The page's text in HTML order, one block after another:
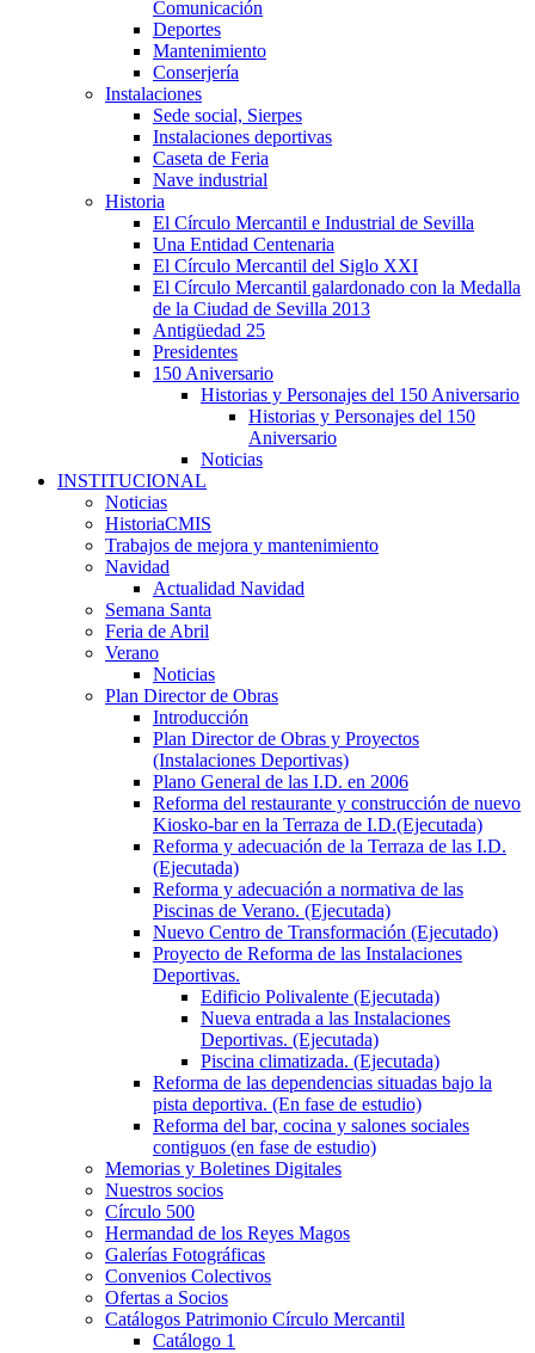
Comunicación
Deportes
Mantenimiento
Conserjería
Instalaciones
Sede social, Sierpes
Instalaciones deportivas
Caseta de Feria
Nave industrial
Historia
El Círculo Mercantil e Industrial de Sevilla
Una Entidad Centenaria
El Círculo Mercantil del Siglo XXI
El Círculo Mercantil galardonado con la Medalla
de la Ciudad de Sevilla 2013
Antigüedad 25
Presidentes
150 Aniversario
Historias y Personajes del 150 Aniversario
Historias y Personajes del 150
Aniversario
Noticias
INSTITUCIONAL
Noticias
HistoriaCMIS
Trabajos de mejora y mantenimiento
Navidad
Actualidad Navidad
Semana Santa
Feria de Abril
Verano
Noticias
Plan Director de Obras
Introducción
Plan Director de Obras y Proyectos
(Instalaciones Deportivas)
Plano General de las I.D. en 2006
Reforma del restaurante y construcción de nuevo
Kiosko-bar en la Terraza de I.D.(Ejecutada)
Reforma y adecuación de la Terraza de las I.D.
(Ejecutada)
Reforma y adecuación a normativa de las
Piscinas de Verano. (Ejecutada)
Nuevo Centro de Transformación (Ejecutado)
Proyecto de Reforma de las Instalaciones
Deportivas.
Edificio Polivalente (Ejecutada)
Nueva entrada a las Instalaciones
Deportivas. (Ejecutada)
Piscina climatizada. (Ejecutada)
Reforma de las dependencias situadas bajo la
pista deportiva. (En fase de estudio)
Reforma del bar, cocina y salones sociales
contiguos (en fase de estudio)
Memorias y Boletines Digitales
Nuestros socios
Círculo 500
Hermandad de los Reyes Magos
Galerías Fotográficas
Convenios Colectivos
Ofertas a Socios
Catálogos Patrimonio Círculo Mercantil
Catálogo 1